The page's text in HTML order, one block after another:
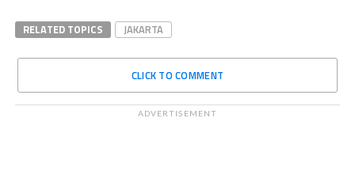
RELATED TOPICS JAKARTA
CLICK TO COMMENT
ADVERTISEMENT